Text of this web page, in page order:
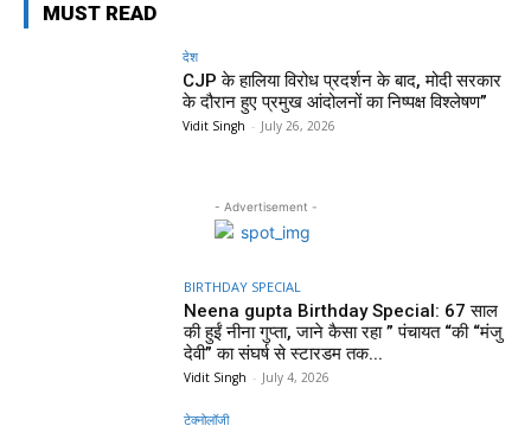
MUST READ
देश
CJP के हालिया विरोध प्रदर्शन के बाद, मोदी सरकार
के दौरान हुए प्रमुख आंदोलनों का निष्पक्ष विश्लेषण”
Vidit Singh - July 26, 2026
- Advertisement -
BIRTHDAY SPECIAL
Neena gupta Birthday Special: 67 साल
की हुईं नीना गुप्ता, जाने कैसा रहा ” पंचायत “की “मंजु
देवी” का संघर्ष से स्टारडम तक...
Vidit Singh - July 4, 2026
टेक्नोलॉजी